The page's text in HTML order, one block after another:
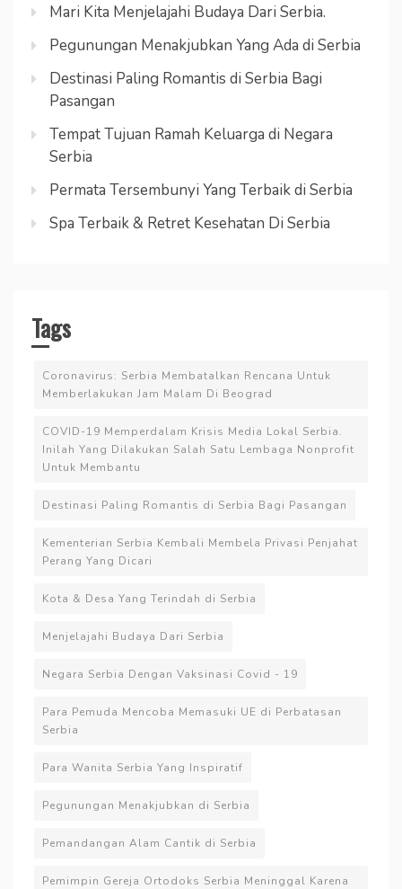
Mari Kita Menjelajahi Budaya Dari Serbia.
Pegunungan Menakjubkan Yang Ada di Serbia
Destinasi Paling Romantis di Serbia Bagi
Pasangan
Tempat Tujuan Ramah Keluarga di Negara
Serbia
Permata Tersembunyi Yang Terbaik di Serbia
Spa Terbaik & Retret Kesehatan Di Serbia
Tags
Coronavirus: Serbia Membatalkan Rencana Untuk
Memberlakukan Jam Malam Di Beograd
COVID-19 Memperdalam Krisis Media Lokal Serbia.
Inilah Yang Dilakukan Salah Satu Lembaga Nonprofit
Untuk Membantu
Destinasi Paling Romantis di Serbia Bagi Pasangan
Kementerian Serbia Kembali Membela Privasi Penjahat
Perang Yang Dicari
Kota & Desa Yang Terindah di Serbia
Menjelajahi Budaya Dari Serbia
Negara Serbia Dengan Vaksinasi Covid - 19
Para Pemuda Mencoba Memasuki UE di Perbatasan
Serbia
Para Wanita Serbia Yang Inspiratif
Pegunungan Menakjubkan di Serbia
Pemandangan Alam Cantik di Serbia
Pemimpin Gereja Ortodoks Serbia Meninggal Karena